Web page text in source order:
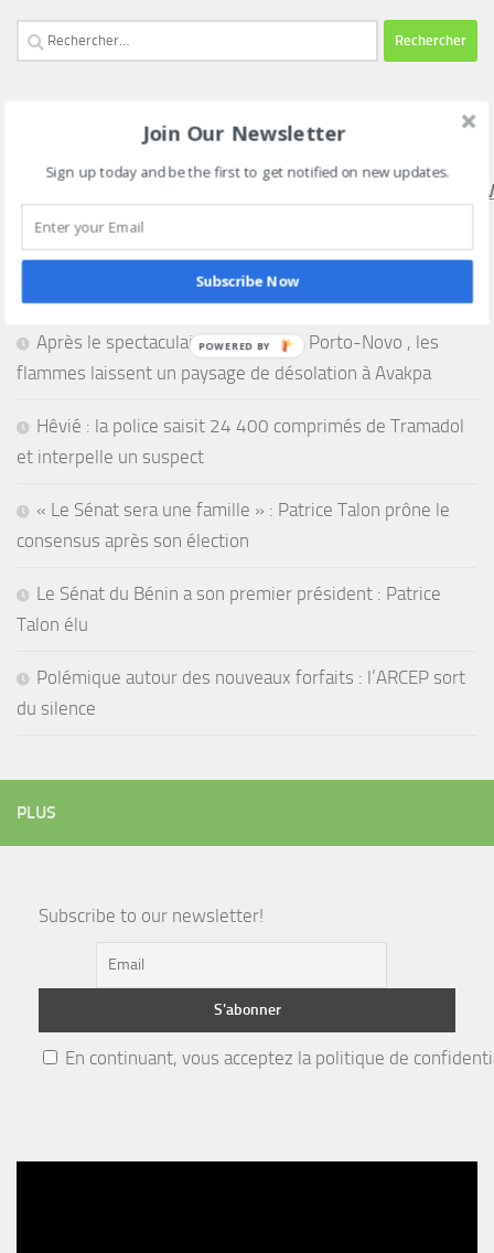
Rechercher :
SUIVEZ NOUS SUR NOTRE CHAINE WHATSAPP VIA CE
HTTPS://WHATSAPP.COM/CHANNEL/
Après le spectaculaire incendie de Porto-Novo , les
flammes laissent un paysage de désolation à Avakpa
Hêvié : la police saisit 24 400 comprimés de Tramadol
et interpelle un suspect
« Le Sénat sera une famille » : Patrice Talon prône le
consensus après son élection
Le Sénat du Bénin a son premier président : Patrice
Talon élu
Polémique autour des nouveaux forfaits : l’ARCEP sort
du silence
PLUS
Subscribe to our newsletter!
En continuant, vous acceptez la politique de
Join Our Newsletter
Sign up today and be the first to get notified on new updates.
Subscribe Now
POWERED BY